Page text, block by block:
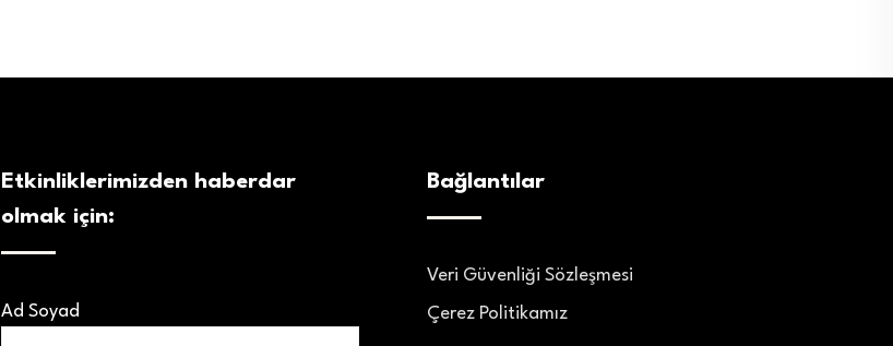
Etkinliklerimizden haberdar
olmak için:
Ad Soyad
Bağlantılar
Veri Güvenliği Sözleşmesi
Çerez Politikamız